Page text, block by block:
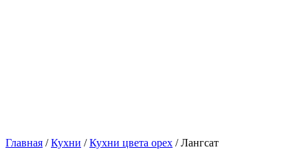
Главная /Кухни /Кухни цвета орех / Лангсат